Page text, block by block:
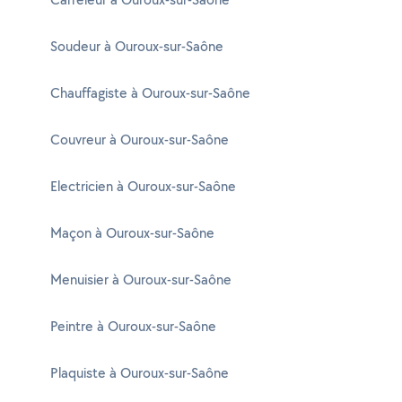
Soudeur à Ouroux-sur-Saône
Chauffagiste à Ouroux-sur-Saône
Couvreur à Ouroux-sur-Saône
Electricien à Ouroux-sur-Saône
Maçon à Ouroux-sur-Saône
Menuisier à Ouroux-sur-Saône
Peintre à Ouroux-sur-Saône
Plaquiste à Ouroux-sur-Saône